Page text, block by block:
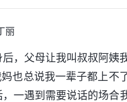
丽
，父母让我叫叔叔阿姨
也总说我一辈子都上不
一遇到需要说话的场合